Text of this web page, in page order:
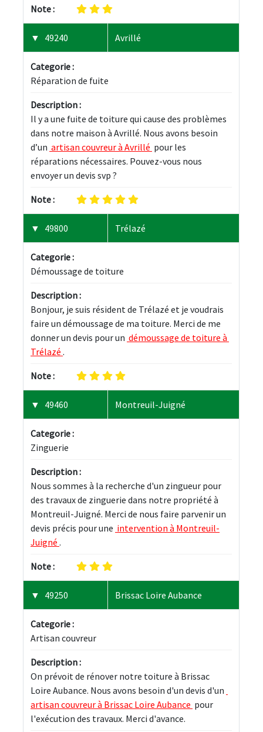
Note :
49240 Avrillé
Categorie :
Réparation de fuite
Description :
Il y a une fuite de toiture qui cause des problèmes
dans notre maison à Avrillé. Nous avons besoin
d’un artisan couvreur à Avrillé pour les
réparations nécessaires. Pouvez-vous nous
envoyer un devis svp ?
Note :
49800 Trélazé
Categorie :
Démoussage de toiture
Description :
Bonjour, je suis résident de Trélazé et je voudrais
faire un démoussage de ma toiture. Merci de me
donner un devis pour un démoussage de toiture à
Trélazé .
Note :
49460 Montreuil-Juigné
Categorie :
Zinguerie
Description :
Nous sommes à la recherche d'un zingueur pour
des travaux de zinguerie dans notre propriété à
Montreuil-Juigné. Merci de nous faire parvenir un
devis précis pour une intervention à Montreuil-
Juigné .
Note :
49250 Brissac Loire Aubance
Categorie :
Artisan couvreur
Description :
On prévoit de rénover notre toiture à Brissac
Loire Aubance. Nous avons besoin d'un devis d'un
artisan couvreur à Brissac Loire Aubance pour
l'exécution des travaux. Merci d'avance.